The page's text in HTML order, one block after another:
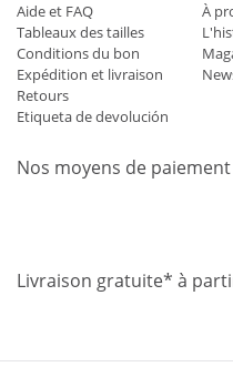
Aide et FAQ
Tableaux des tailles
Conditions du bon
Expédition et livraison
Retours
Etiqueta de devolución
À
Nos moyens de paiement
Livraison gratuite* à